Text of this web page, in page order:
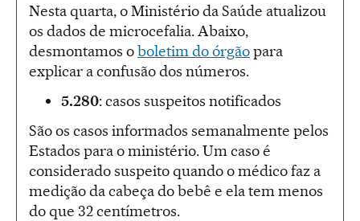
Nesta quarta, o Ministério da Saúde atualizou
os dados de microcefalia. Abaixo,
desmontamos oboletim do órgãopara
explicar a confusão dos números.
5.280: casos suspeitos notificados
São os casos informados semanalmente pelos
Estados para o ministério. Um caso é
considerado suspeito quando o médico faz a
medição da cabeça do bebê e ela tem menos
do que 32 centímetros.